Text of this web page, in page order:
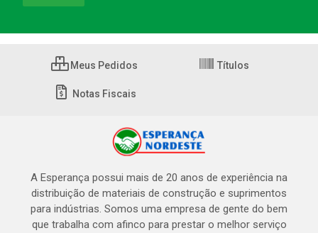
Meus Pedidos Títulos
Notas Fiscais
A Esperança possui mais de 20 anos de experiência na
distribuição de materiais de construção e suprimentos
para indústrias. Somos uma empresa de gente do bem
que trabalha com afinco para prestar o melhor serviço